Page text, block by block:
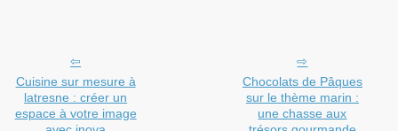
Cuisine sur mesure à
latresne : créer un
espace à votre image
Chocolats de Pâques
sur le thème marin :
une chasse aux